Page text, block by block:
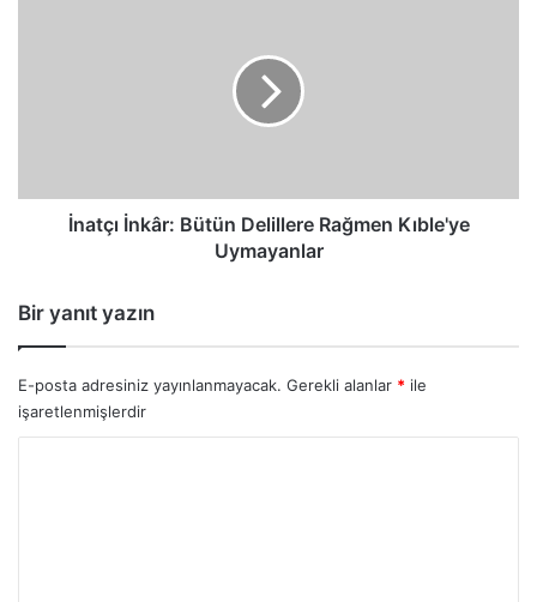
İnatçı İnkâr: Bütün Delillere Rağmen Kıble'ye
Uymayanlar
Bir yanıt yazın
E-posta adresiniz yayınlanmayacak. Gerekli alanlar * ile
işaretlenmişlerdir